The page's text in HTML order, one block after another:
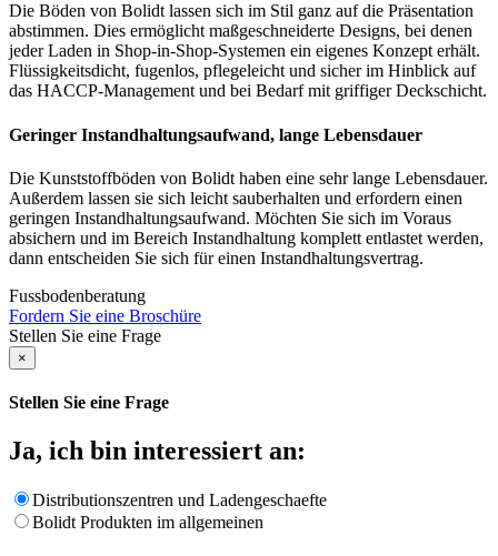
Die Böden von Bolidt lassen sich im Stil ganz auf die Präsentation
abstimmen. Dies ermöglicht maßgeschneiderte Designs, bei denen
jeder Laden in Shop-in-Shop-Systemen ein eigenes Konzept erhält.
Flüssigkeitsdicht, fugenlos, pflegeleicht und sicher im Hinblick auf
das HACCP-Management und bei Bedarf mit griffiger Deckschicht.
Geringer Instandhaltungsaufwand, lange Lebensdauer
Die Kunststoffböden von Bolidt haben eine sehr lange Lebensdauer.
Außerdem lassen sie sich leicht sauberhalten und erfordern einen
geringen Instandhaltungsaufwand. Möchten Sie sich im Voraus
absichern und im Bereich Instandhaltung komplett entlastet werden,
dann entscheiden Sie sich für einen Instandhaltungsvertrag.
Fussbodenberatung
Fordern Sie eine Broschüre
Stellen Sie eine Frage
×
Stellen Sie eine Frage
Ja, ich bin interessiert an:
Distributionszentren und Ladengeschaefte
Bolidt Produkten im allgemeinen